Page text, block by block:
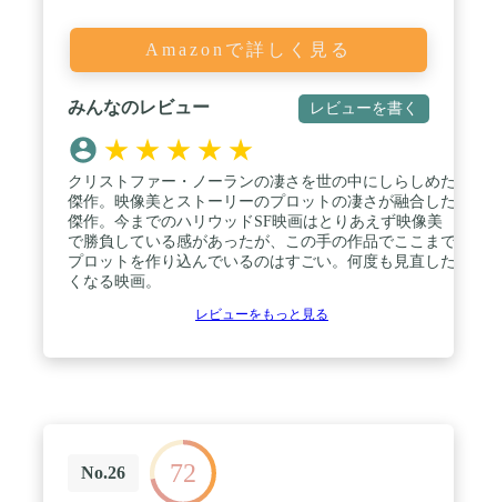
Amazonで詳しく見る
みんなのレビュー レビューを書く
★ ★ ★ ★ ★
クリストファー・ノーランの凄さを世の中にしらしめた
傑作。映像美とストーリーのプロットの凄さが融合した
傑作。今までのハリウッドSF映画はとりあえず映像美
で勝負している感があったが、この手の作品でここまで
プロットを作り込んでいるのはすごい。何度も見直した
くなる映画。
レビューをもっと見る
No.26 72